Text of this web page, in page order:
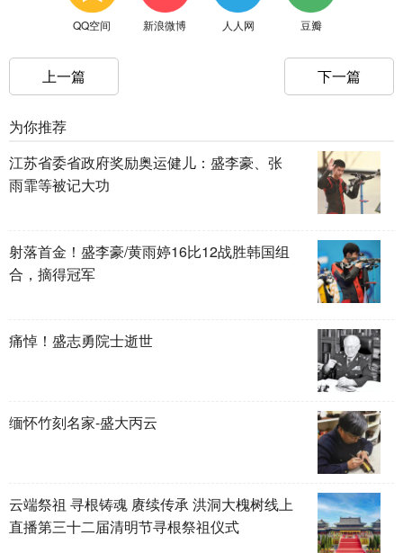
QQ空间 新浪微博 人人网 豆瓣
上一篇 下一篇
为你推荐
江苏省委省政府奖励奥运健儿：盛李豪、张
雨霏等被记大功
射落首金！盛李豪/黄雨婷16比12战胜韩国组
合，摘得冠军
痛悼！盛志勇院士逝世
缅怀竹刻名家-盛大丙云
云端祭祖 寻根铸魂 赓续传承 洪洞大槐树线上
直播第三十二届清明节寻根祭祖仪式